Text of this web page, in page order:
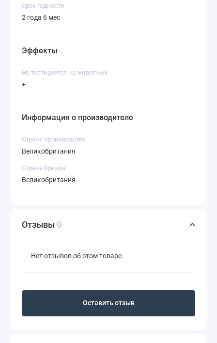
Срок годности
2 года 6 мес
Эффекты
Не тестируется на животных
+
Информация о производителе
Страна производства
Великобритания
Страна бренда
Великобритания
Отзывы 0
Нет отзывов об этом товаре.
Оставить отзыв